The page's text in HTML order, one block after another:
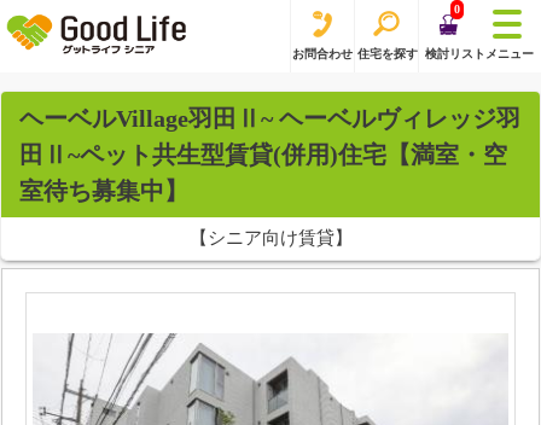
お問合わせ 住宅を探す
0
検討リスト メニュー
ヘーベルVillage羽田Ⅱ~ ヘーベルヴィレッジ羽
田Ⅱ~ペット共生型賃貸(併用)住宅【満室・空
室待ち募集中】
【シニア向け賃貸】